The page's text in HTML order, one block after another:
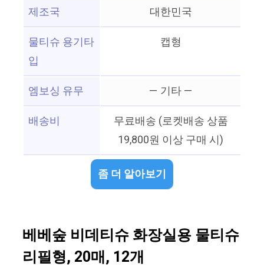
제조국
대한민국
물티슈 용기타
입
캡형
엠보싱 유무
— 기타 —
배송비
무료배송 (로켓배송 상품
19,800원 이상 구매 시)
좀 더 알아보기
베베숲 비데티슈 화장실용 물티슈
리필형, 20매, 12개